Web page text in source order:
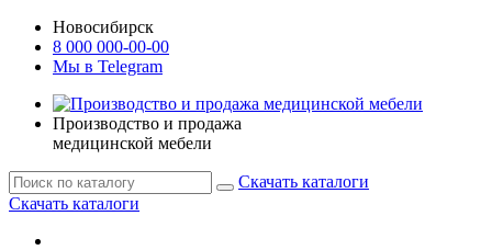
Новосибирск
8 000 000-00-00
Мы в Telegram
Производство и продажа
медицинской мебели
Скачать каталоги
Скачать каталоги